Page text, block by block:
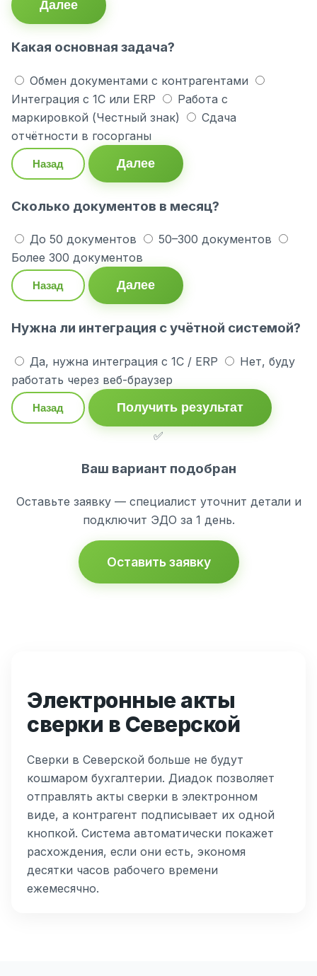
Далее
Какая основная задача?
Обмен документами с контрагентами
Интеграция с 1С или ERP
Работа с
маркировкой (Честный знак)
Сдача
отчётности в госорганы
Назад Далее
Сколько документов в месяц?
До 50 документов
50–300 документов
Более 300 документов
Назад Далее
Нужна ли интеграция с учётной системой?
Да, нужна интеграция с 1С / ERP
Нет, буду
работать через веб-браузер
Назад
Получить результат
✅
Ваш вариант подобран
Оставьте заявку — специалист уточнит детали и
подключит ЭДО за 1 день.
Оставить заявку
Электронные акты
сверки в Северской
Сверки в Северской больше не будут
кошмаром бухгалтерии. Диадок позволяет
отправлять акты сверки в электронном
виде, а контрагент подписывает их одной
кнопкой. Система автоматически покажет
расхождения, если они есть, экономя
десятки часов рабочего времени
ежемесячно.